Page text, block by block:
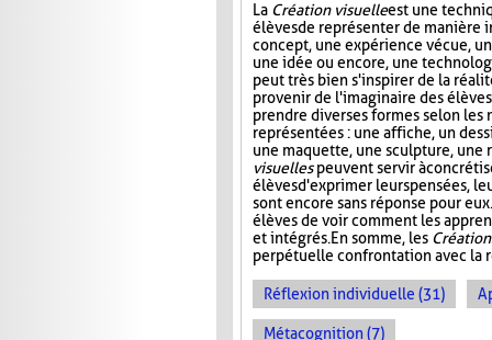
La Création visuelleest une
élèves de représenter de manière
concept, une expérience vécue,
une idée ou encore, une
peut très bien s'inspirer de la
provenir de l'imaginaire des
prendre diverses formes selon
représentées : une affiche, un
une maquette, une sculpture,
visuellespeuvent servir à
élèves d'exprimer leurs pensées,
sont encore sans réponse pour
élèves de voir comment les
et intégrés. En somme, les
perpétuelle confrontation avec la
Réflexion individuelle (31)
Métacognition (7)